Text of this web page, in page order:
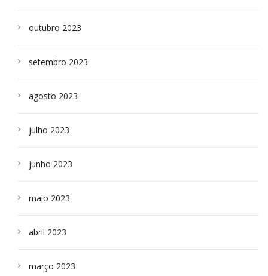
outubro 2023
setembro 2023
agosto 2023
julho 2023
junho 2023
maio 2023
abril 2023
março 2023